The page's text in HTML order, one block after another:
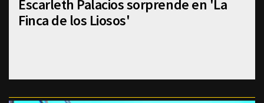
Escarleth Palacios sorprende en 'La
Finca de los Liosos'